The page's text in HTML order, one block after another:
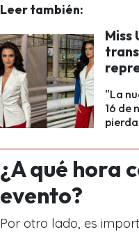
Leer también:
Miss
"La
16 de
¿A qué hora
evento?
Por otro lado, es